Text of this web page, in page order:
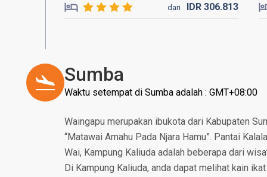
dari IDR 306.813
Sumba
Waktu setempat di Sumba adalah : GMT+08:00
Waingapu merupakan ibukota dari Kabupaten
“Matawai Amahu Pada Njara Hamu”. Pantai
Wai, Kampung Kaliuda adalah beberapa dari
Di Kampung Kaliuda, anda dapat melihat kain